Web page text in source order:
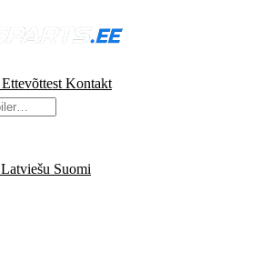
Ettevõttest Kontakt
Latviešu Suomi